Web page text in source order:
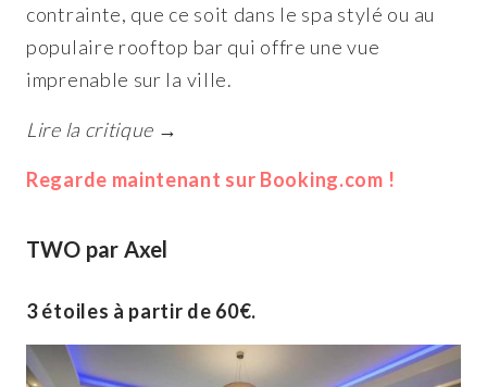
contrainte, que ce soit dans le spa stylé ou au
populaire rooftop bar qui offre une vue
imprenable sur la ville.
Lire la critique →
Regarde maintenant sur Booking.com !
TWO par Axel
3 étoiles à partir de 60€.